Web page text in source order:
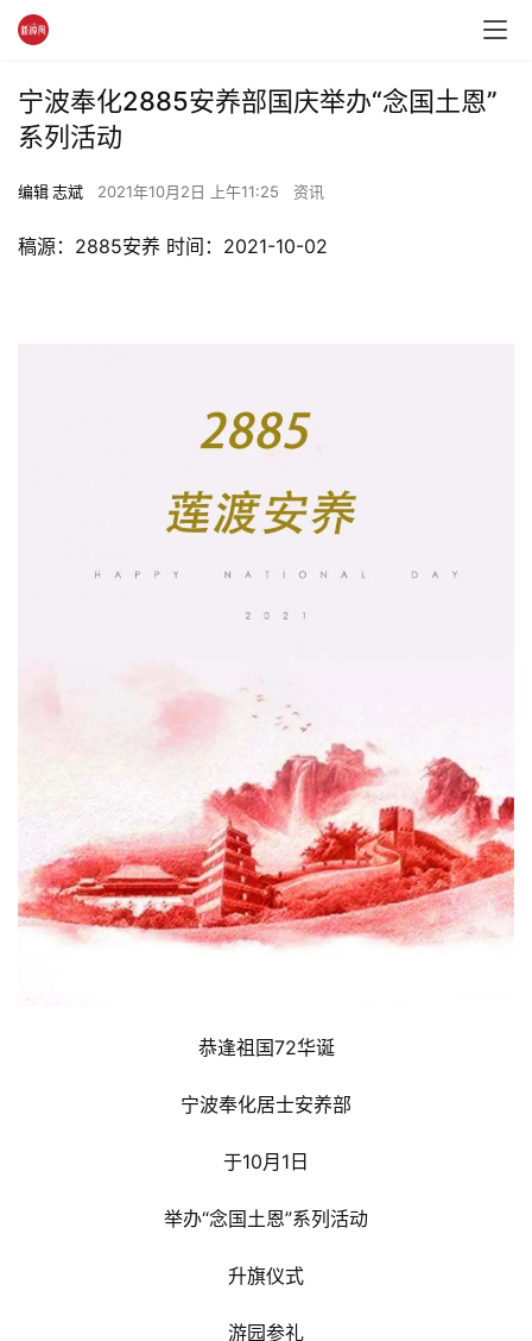
宁波奉化2885安养部国庆举办“念国土恩”
系列活动
编辑 志斌 2021年10月2日 上午11:25 资讯
稿源：2885安养 时间：2021-10-02
恭逢祖国72华诞
宁波奉化居士安养部
于10月1日
举办“念国土恩”系列活动
升旗仪式
游园参礼